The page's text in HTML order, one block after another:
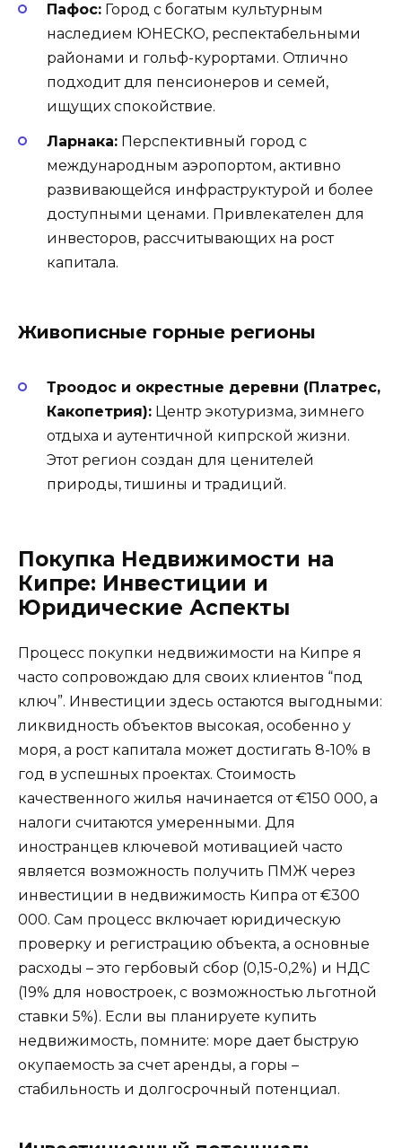
Пафос: Город с богатым культурным
наследием ЮНЕСКО, респектабельными
районами и гольф-курортами. Отлично
подходит для пенсионеров и семей,
ищущих спокойствие.
Ларнака: Перспективный город с
международным аэропортом, активно
развивающейся инфраструктурой и более
доступными ценами. Привлекателен для
инвесторов, рассчитывающих на рост
капитала.
Живописные горные регионы
Троодос и окрестные деревни (Платрес,
Какопетрия): Центр экотуризма, зимнего
отдыха и аутентичной кипрской жизни.
Этот регион создан для ценителей
природы, тишины и традиций.
Покупка Недвижимости на
Кипре: Инвестиции и
Юридические Аспекты
Процесс покупки недвижимости на Кипре я
часто сопровождаю для своих клиентов “под
ключ”. Инвестиции здесь остаются выгодными:
ликвидность объектов высокая, особенно у
моря, а рост капитала может достигать 8-10% в
год в успешных проектах. Стоимость
качественного жилья начинается от €150 000, а
налоги считаются умеренными. Для
иностранцев ключевой мотивацией часто
является возможность получить ПМЖ через
инвестиции в недвижимость Кипра от €300
000. Сам процесс включает юридическую
проверку и регистрацию объекта, а основные
расходы – это гербовый сбор (0,15-0,2%) и НДС
(19% для новостроек, с возможностью льготной
ставки 5%). Если вы планируете купить
недвижимость, помните: море дает быструю
окупаемость за счет аренды, а горы –
стабильность и долгосрочный потенциал.